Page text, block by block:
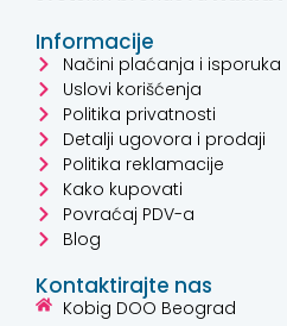
Informacije
Načini plaćanja i isporuka
Uslovi korišćenja
Politika privatnosti
Detalji ugovora i prodaji
Politika reklamacije
Kako kupovati
Povraćaj PDV-a
Blog
Kontaktirajte nas
Kobig DOO Beograd